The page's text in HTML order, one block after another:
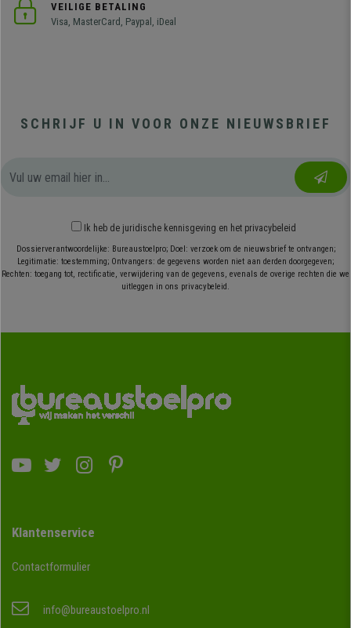
VEILIGE BETALING
Visa, MasterCard, Paypal, iDeal
SCHRIJF U IN VOOR ONZE NIEUWSBRIEF
Ik heb de juridische kennisgeving en het privacybeleid
Dossierverantwoordelijke: Bureaustoelpro; Doel: verzoek om de nieuwsbrief te ontvangen;
Legitimatie: toestemming; Ontvangers: de gegevens worden niet aan derden doorgegeven;
Rechten: toegang tot, rectificatie, verwijdering van de gegevens, evenals de overige rechten die we
uitleggen in ons privacybeleid.
Klantenservice
Contactformulier
info@bureaustoelpro.nl